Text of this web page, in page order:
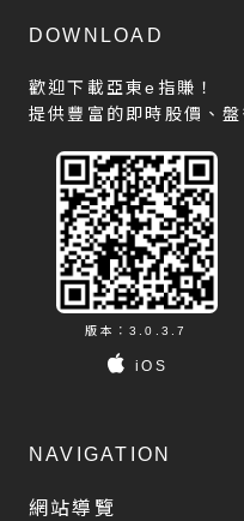
DOWNLOAD
歡迎下載亞東e指賺！
提供豐富的即時股價、
版本：3.0.3.7
iOS
NAVIGATION
網站導覽